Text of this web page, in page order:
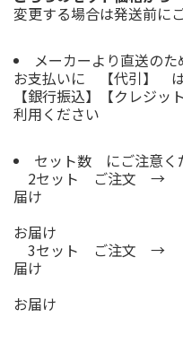
変更する場合は発送前に
メーカーより直送のた
お支払いに 【代引】 は
【銀行振込】【クレジ
利用ください
セット数 にご注意く
2セット ご注文 → 【
届け
【5箱セッ
お届け
3セット ご注文 → 【
届け
【5箱セッ
お届け